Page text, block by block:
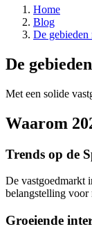
Home
Blog
De gebieden
De
Met een solide
Waarom
Trends op de
De vastgoedmarkt
belangstelling voor
Groeiende